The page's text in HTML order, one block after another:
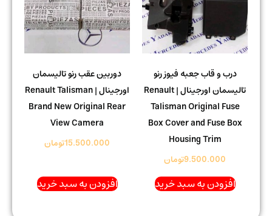
درب و قاب جعبه فیوز رنو
تالیسمان اورجینال | Renault
Talisman Original Fuse
Box Cover and Fuse Box
Housing Trim
9.500.000تومان
افزودن به سبد خرید
دوربین عقب رنو تالیسمان
اورجینال | Renault Talisman
Brand New Original Rear
View Camera
15.500.000تومان
افزودن به سبد خرید